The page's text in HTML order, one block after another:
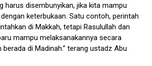
harus disembunyikan, jika kita mampu
keterbukaan. Satu contoh, perintah
di Makkah, tetapi Rasulullah dan
mampu melaksanakannya secara
di Madinah.” terang ustadz Abu